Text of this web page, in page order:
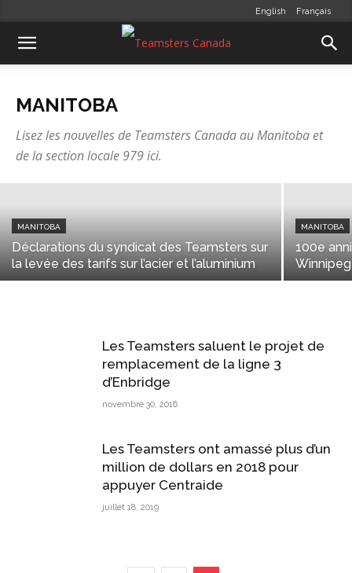
English Français
MANITOBA
Lisez les nouvelles de Teamsters Canada au Manitoba et
de la section locale 979 ici.
Vidéo : nos représentants s’expriment
au sujet des nouvelles protections
pour les travailleurs
Stéphanie Meunier - novembre 19, 2018
MANITOBA
Déclarations du syndicat des Teamsters sur
la levée des tarifs sur l’acier et l’aluminium
MANITOBA
100e
Winnipeg
Les Teamsters saluent le projet de
remplacement de la ligne 3
d’Enbridge
novembre 30, 2016
Les Teamsters ont amassé plus d’un
million de dollars en 2018 pour
appuyer Centraide
juillet 18, 2019